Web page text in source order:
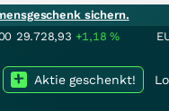
sichern.
29.728,93 +1,18%
Aktie geschenkt!